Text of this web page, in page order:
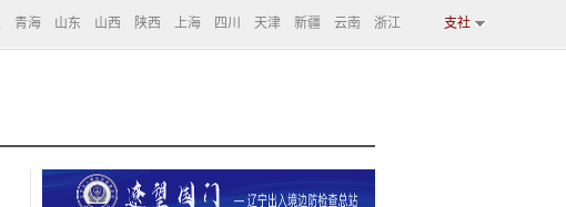
青海 山东 山西 陕西 上海 四川 天津 新疆 云南 浙江 支社